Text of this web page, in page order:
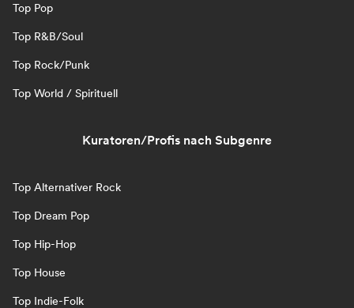
Top Pop
Top R&B/Soul
Top Rock/Punk
Top World / Spirituell
Kuratoren/Profis nach Subgenre
Top Alternativer Rock
Top Dream Pop
Top Hip-Hop
Top House
Top Indie-Folk